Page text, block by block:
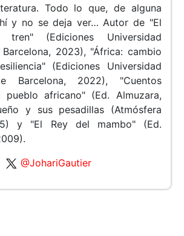
Todo lo que, de alguna
y no se deja ver… Autor de "El
(Ediciones Universidad
2023), "África: cambio
(Ediciones Universidad
Barcelona, 2022), "Cuentos
pueblo africano" (Ed. Almuzara,
y sus pesadillas (Atmósfera
y "El Rey del mambo" (Ed.
@JohariGautier